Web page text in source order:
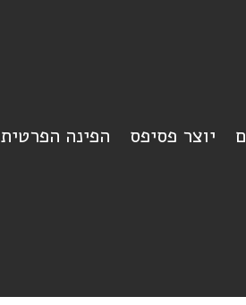
יוצר פסיפס הפינה הפרטית